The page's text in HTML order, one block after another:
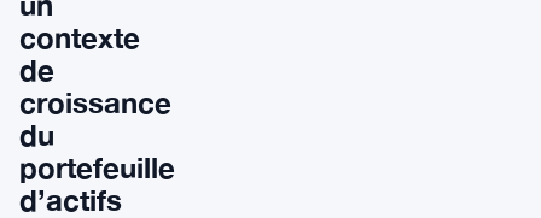
contexte
de
croissance
du
portefeuille
d’actifs